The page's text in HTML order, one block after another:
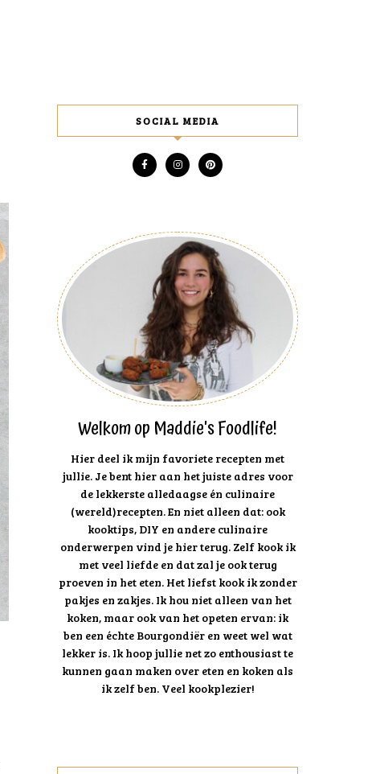
SOCIAL MEDIA
Welkom op Maddie's Foodlife!
Hier deel ik mijn favoriete recepten met
jullie. Je bent hier aan het juiste adres voor
de lekkerste alledaagse én culinaire
(wereld)recepten. En niet alleen dat: ook
kooktips, DIY en andere culinaire
onderwerpen vind je hier terug. Zelf kook ik
met veel liefde en dat zal je ook terug
proeven in het eten. Het liefst kook ik zonder
pakjes en zakjes. Ik hou niet alleen van het
koken, maar ook van het opeten ervan: ik
ben een échte Bourgondiër en weet wel wat
lekker is. Ik hoop jullie net zo enthousiast te
kunnen gaan maken over eten en koken als
ik zelf ben. Veel kookplezier!